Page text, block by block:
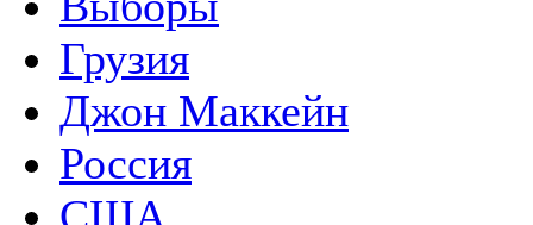
Грузия
Джон Маккейн
Россия